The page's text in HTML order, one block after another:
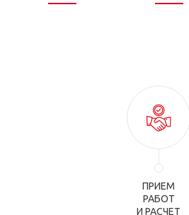
ПРИЕМ
РАБОТ
И РАСЧЕТ